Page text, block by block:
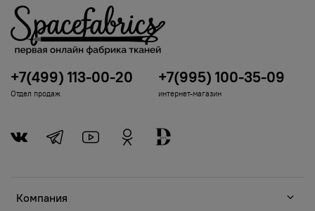
Компания
+7(499) 113-00-20
Отдел продаж
+7(995) 100-35-09
интернет-магазин